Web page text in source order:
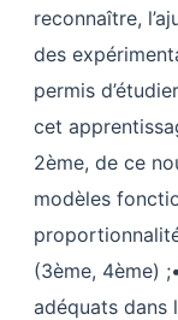
reconnaître,
des
permis
cet
2ème, de ce
modèles
(3ème, 4ème)
adéquats dans